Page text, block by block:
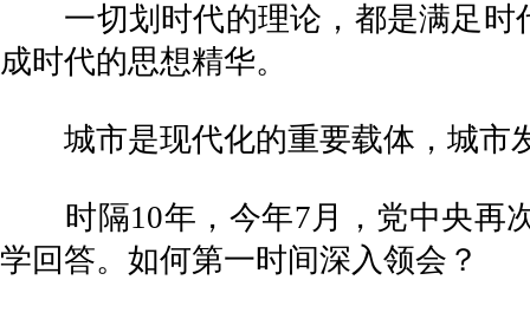
一切划时代的理论，都是满足时
成时代的思想精华。
城市是现代化的重要载体，城市
时隔10年，今年7月，党中央再次
学回答。如何第一时间深入领会？